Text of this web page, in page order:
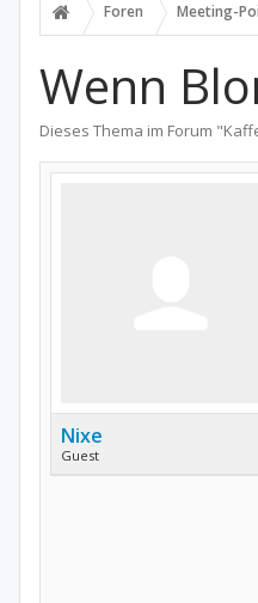
Foren Meeting-
Wenn
Dieses Thema im Forum "
Nixe
Guest